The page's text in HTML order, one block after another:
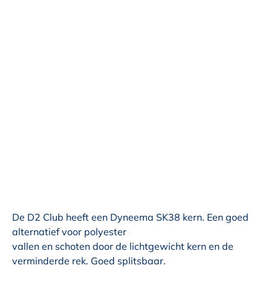
De D2 Club heeft een Dyneema SK38 kern. Een goed
alternatief voor polyester
vallen en schoten door de lichtgewicht kern en de
verminderde rek. Goed splitsbaar.